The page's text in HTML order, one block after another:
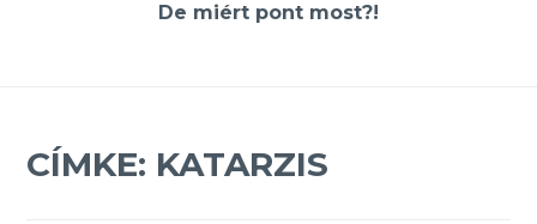
De miért pont most?!
CÍMKE: KATARZIS